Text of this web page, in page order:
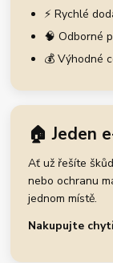
⚡ Rychlé
🧠 Odborné
💰 Výhodné
🏠 Jeden
Ať už řešíte
nebo ochranu
jednom místě.
Nakupujte